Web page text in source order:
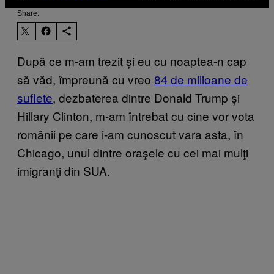
Share:
După ce m-am trezit și eu cu noaptea-n cap
să văd, împreună cu vreo 84 de milioane de
suflete, dezbaterea dintre Donald Trump și
Hillary Clinton, m-am întrebat cu cine vor vota
românii pe care i-am cunoscut vara asta, în
Chicago, unul dintre oraşele cu cei mai mulţi
imigranţi din SUA.